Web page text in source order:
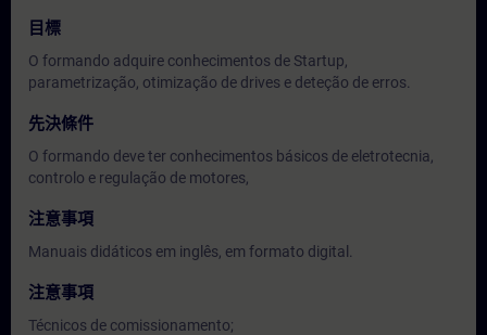
目標
O formando adquire conhecimentos de Startup,
parametrização, otimização de drives e deteção de erros.
先決條件
O formando deve ter conhecimentos básicos de eletrotecnia,
controlo e regulação de motores,
注意事項
Manuais didáticos em inglês, em formato digital.
注意事項
Técnicos de comissionamento;